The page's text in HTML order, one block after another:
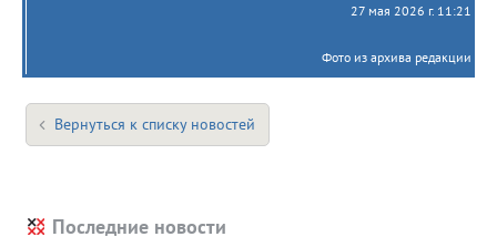
27 мая 2026 г. 11:21
Фото из архива редакции
Вернуться к списку новостей
Последние новости